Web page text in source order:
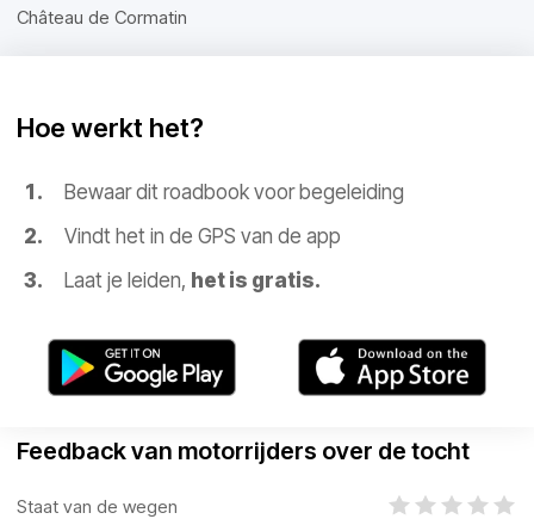
Château de Cormatin
Hoe werkt het?
Bewaar dit roadbook voor begeleiding
Vindt het in de GPS van de app
Laat je leiden, het is gratis.
Feedback van motorrijders over de tocht
Staat van de wegen